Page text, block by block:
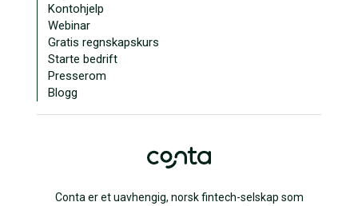
Conta er et uavhengig, norsk fintech-selskap som
Kontohjelp
Webinar
Gratis regnskapskurs
Starte bedrift
Presserom
Blogg